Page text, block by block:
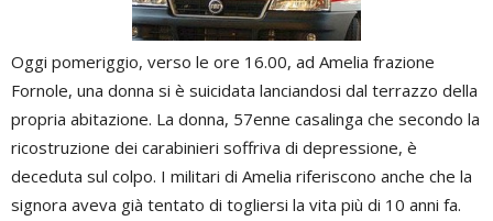
Oggi pomeriggio, verso le ore 16.00, ad Amelia frazione
Fornole, una donna si è suicidata lanciandosi dal terrazzo della
propria abitazione. La donna, 57enne casalinga che secondo la
ricostruzione dei carabinieri soffriva di depressione, è
deceduta sul colpo. I militari di Amelia riferiscono anche che la
signora aveva già tentato di togliersi la vita più di 10 anni fa.